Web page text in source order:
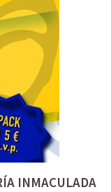
INMACULADA